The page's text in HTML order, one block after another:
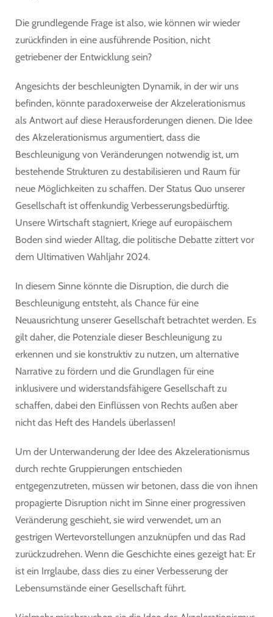
Die grundlegende Frage ist also, wie können wir wieder
zurückfinden in eine ausführende Position, nicht
getriebener der Entwicklung sein?
Angesichts der beschleunigten Dynamik, in der wir uns
befinden, könnte paradoxerweise der Akzelerationismus
als Antwort auf diese Herausforderungen dienen. Die Idee
des Akzelerationismus argumentiert, dass die
Beschleunigung von Veränderungen notwendig ist, um
bestehende Strukturen zu destabilisieren und Raum für
neue Möglichkeiten zu schaffen. Der Status Quo unserer
Gesellschaft ist offenkundig Verbesserungsbedürftig.
Unsere Wirtschaft stagniert, Kriege auf europäischem
Boden sind wieder Alltag, die politische Debatte zittert vor
dem Ultimativen Wahljahr 2024.
In diesem Sinne könnte die Disruption, die durch die
Beschleunigung entsteht, als Chance für eine
Neuausrichtung unserer Gesellschaft betrachtet werden. Es
gilt daher, die Potenziale dieser Beschleunigung zu
erkennen und sie konstruktiv zu nutzen, um alternative
Narrative zu fördern und die Grundlagen für eine
inklusivere und widerstandsfähigere Gesellschaft zu
schaffen, dabei den Einflüssen von Rechts außen aber
nicht das Heft des Handels überlassen!
Um der Unterwanderung der Idee des Akzelerationismus
durch rechte Gruppierungen entschieden
entgegenzutreten, müssen wir betonen, dass die von ihnen
propagierte Disruption nicht im Sinne einer progressiven
Veränderung geschieht, sie wird verwendet, um an
gestrigen Wertevorstellungen anzuknüpfen und das Rad
zurückzudrehen. Wenn die Geschichte eines gezeigt hat: Er
ist ein Irrglaube, dass dies zu einer Verbesserung der
Lebensumstände einer Gesellschaft führt.